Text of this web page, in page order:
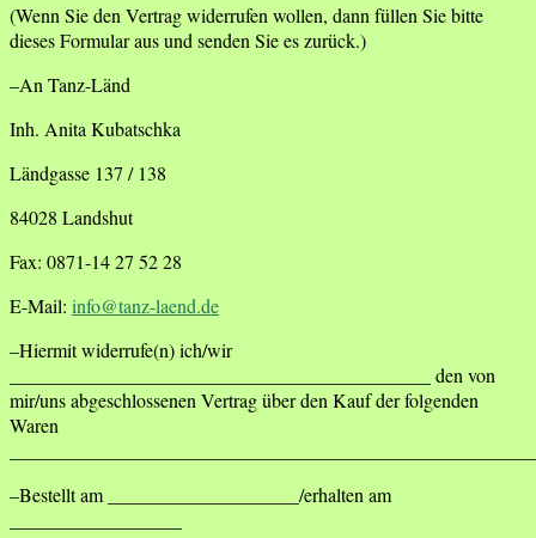
(Wenn Sie den Vertrag widerrufen wollen, dann füllen Sie bitte
dieses Formular aus und senden Sie es zurück.)
–An Tanz-Länd
Inh. Anita Kubatschka
Ländgasse 137 / 138
84028 Landshut
Fax: 0871-14 27 52 28
E-Mail: info@tanz-laend.de
–Hiermit widerrufe(n) ich/wir
____________________________________________ den von
mir/uns abgeschlossenen Vertrag über den Kauf der folgenden
Waren
–Bestellt am ____________________/erhalten am